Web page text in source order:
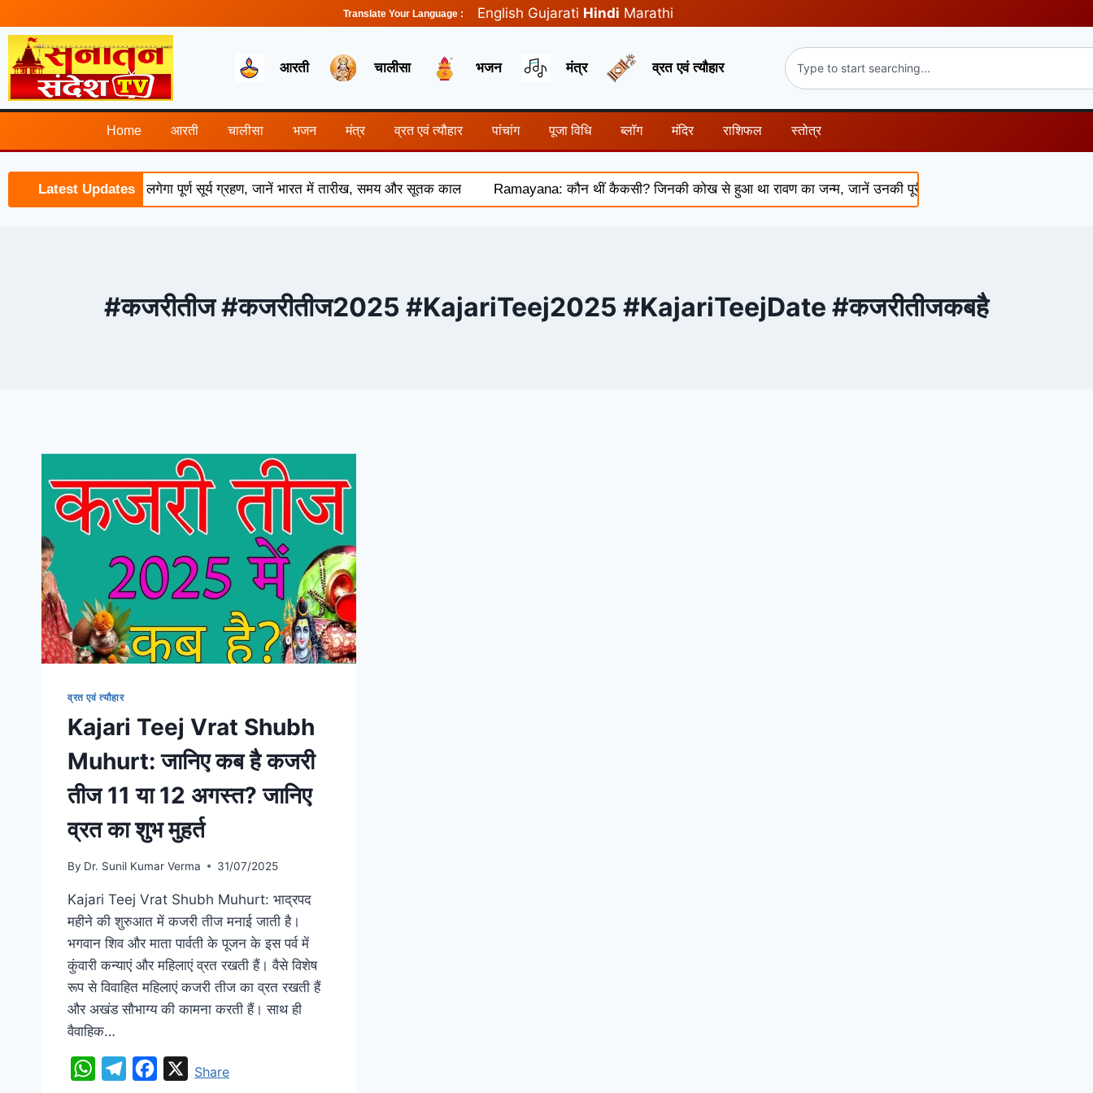
Translate Your Language : English Gujarati Hindi Marathi
आरती चालीसा भजन मंत्र व्रत एवं त्यौहार
Home आरती चालीसा भजन मंत्र व्रत एवं त्यौहार पांचांग पूजा विधि ब्लॉग मंदिर राशिफल स्तोत्र
Latest Updates
2026: 12 अगस्त को लगेगा पूर्ण सूर्य ग्रहण, जानें भारत में तारीख, समय और सूतक काल Ramayana: कौन थीं कैकसी? जिनकी कोख से हुआ था रावण का जन्म, जानें उनकी पूरी कथा
#कजरीतीज #कजरीतीज2025 #KajariTeej2025 #KajariTeejDate #कजरीतीजकबहै
व्रत एवं त्यौहार
Kajari Teej Vrat Shubh
Muhurt: जानिए कब है कजरी
तीज 11 या 12 अगस्त? जानिए
व्रत का शुभ मुहर्त
By Dr. Sunil Kumar Verma 31/07/2025
Kajari Teej Vrat Shubh Muhurt: भाद्रपद
महीने की शुरुआत में कजरी तीज मनाई जाती है।
भगवान शिव और माता पार्वती के पूजन के इस पर्व में
कुंवारी कन्याएं और महिलाएं व्रत रखती हैं। वैसे विशेष
रूप से विवाहित महिलाएं कजरी तीज का व्रत रखती हैं
और अखंड सौभाग्य की कामना करती हैं। साथ ही
वैवाहिक…
WhatsAppTelegramFacebook
XShare